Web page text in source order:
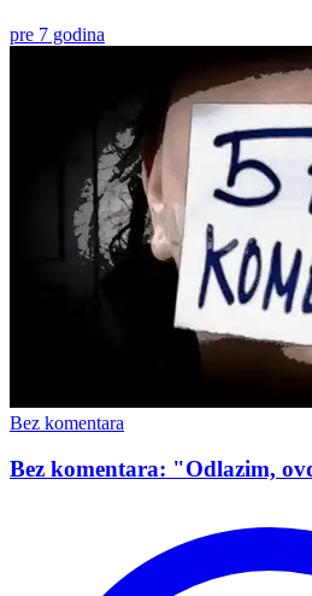
pre 7 godina
Bez komentara
Bez komentara: "Odlazim,